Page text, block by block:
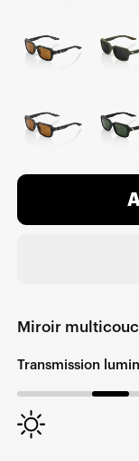
Miroir
Transmission